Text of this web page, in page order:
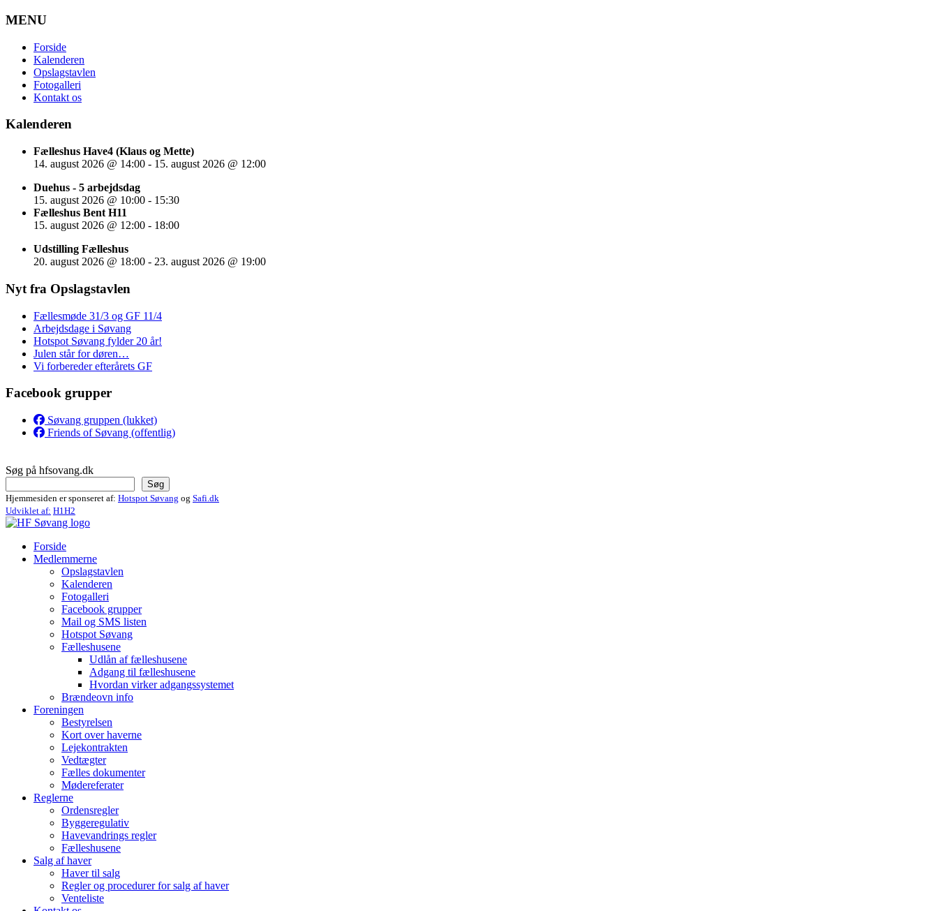
MENU
Forside
Kalenderen
Opslagstavlen
Fotogalleri
Kontakt os
Kalenderen
Fælleshus Have4 (Klaus og Mette)
14. august 2026 @ 14:00 - 15. august 2026 @ 12:00
Duehus - 5 arbejdsdag
15. august 2026 @ 10:00 - 15:30
Fælleshus Bent H11
15. august 2026 @ 12:00 - 18:00
Udstilling Fælleshus
20. august 2026 @ 18:00 - 23. august 2026 @ 19:00
Nyt fra Opslagstavlen
Fællesmøde 31/3 og GF 11/4
Arbejdsdage i Søvang
Hotspot Søvang fylder 20 år!
Julen står for døren…
Vi forbereder efterårets GF
Facebook grupper
Søvang gruppen (lukket)
Friends of Søvang (offentlig)
Søg på hfsovang.dk
Søg
Hjemmesiden er sponseret af: Hotspot Søvang og Safi.dk
Udviklet af: H1H2
Forside
Medlemmerne
Opslagstavlen
Kalenderen
Fotogalleri
Facebook grupper
Mail og SMS listen
Hotspot Søvang
Fælleshusene
Udlån af fælleshusene
Adgang til fælleshusene
Hvordan virker adgangssystemet
Brændeovn info
Foreningen
Bestyrelsen
Kort over haverne
Lejekontrakten
Vedtægter
Fælles dokumenter
Mødereferater
Reglerne
Ordensregler
Byggeregulativ
Havevandrings regler
Fælleshusene
Salg af haver
Haver til salg
Regler og procedurer for salg af haver
Venteliste